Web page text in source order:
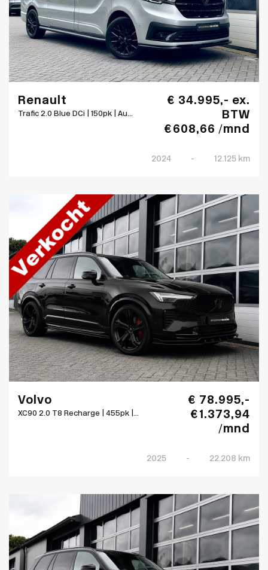
Renault
Trafic 2.0 Blue DCi | 150pk | Au...
€ 34.995,- ex.
BTW
€ 608,66 /mnd
2024 - 12.125 km
Volvo
XC90 2.0 T8 Recharge | 455pk |...
€ 78.995,-
€ 1.373,94
/mnd
2025 - 22.208 km